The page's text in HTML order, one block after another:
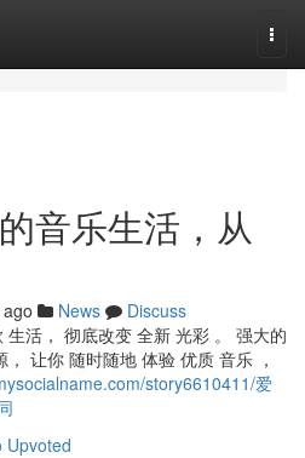
音乐生活，从
News
Discuss
活， 彻底改变 全新 光彩 。 强大的
让你 随时随地 体验 优质 音乐 ，
story6610411/爱
Upvoted